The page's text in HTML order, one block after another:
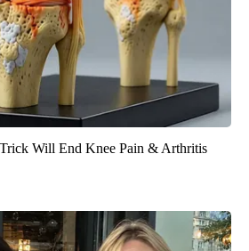
Will End Knee Pain & Arthritis